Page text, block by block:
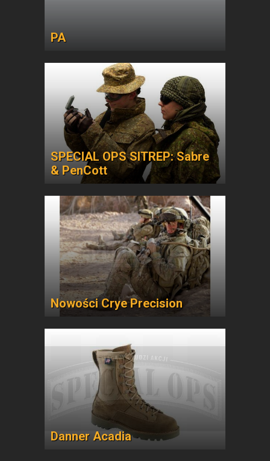
PA
SPECIAL OPS SITREP: Sabre
& PenCott
Nowości Crye Precision
Danner Acadia